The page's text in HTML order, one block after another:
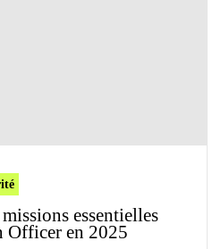
essentielles
Officer en 2025